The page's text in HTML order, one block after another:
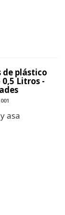
de plástico
0,5 Litros -
asa